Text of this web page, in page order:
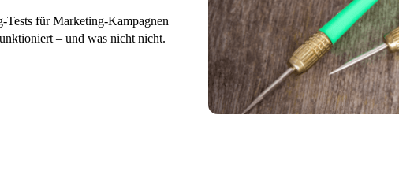
Tests für Marketing-Kampagnen
– und was nicht nicht.